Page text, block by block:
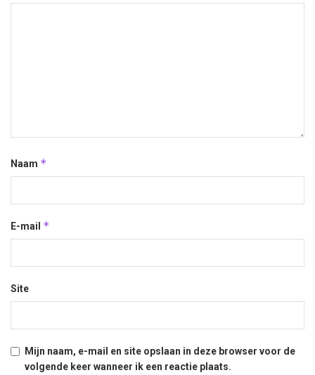
Naam *
E-mail *
Site
Mijn naam, e-mail en site opslaan in deze browser voor de
volgende keer wanneer ik een reactie plaats.